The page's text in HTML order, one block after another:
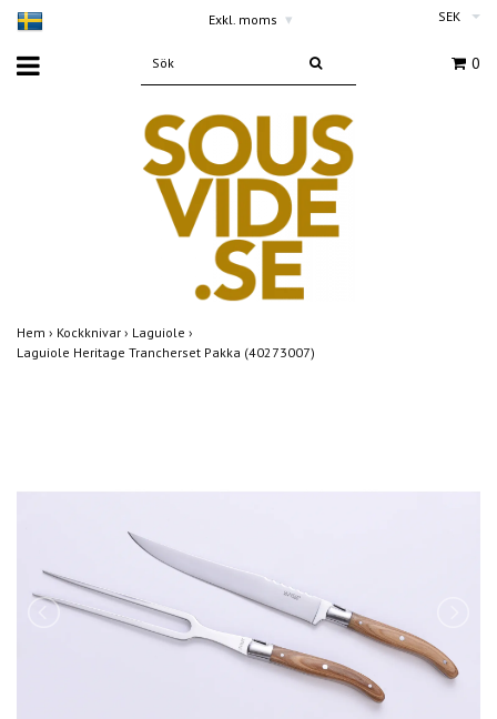
Exkl. moms ▾ SEK
0
Hem › Kockknivar › Laguiole ›
Laguiole Heritage Trancherset Pakka (40273007)